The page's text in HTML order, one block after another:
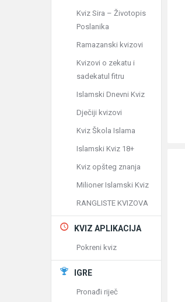
Kviz Sira – Životopis
Poslanika
Ramazanski kvizovi
Kvizovi o zekatu i
sadekatul fitru
Islamski Dnevni Kviz
Dječiji kvizovi
Kviz Škola Islama
Islamski Kviz 18+
Kviz opšteg znanja
Milioner Islamski Kviz
RANGLISTE KVIZOVA
KVIZ APLIKACIJA
Pokreni kviz
IGRE
Pronađi riječ